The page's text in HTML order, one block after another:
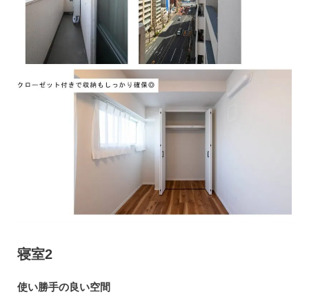
寝室2
使い勝手の良い空間